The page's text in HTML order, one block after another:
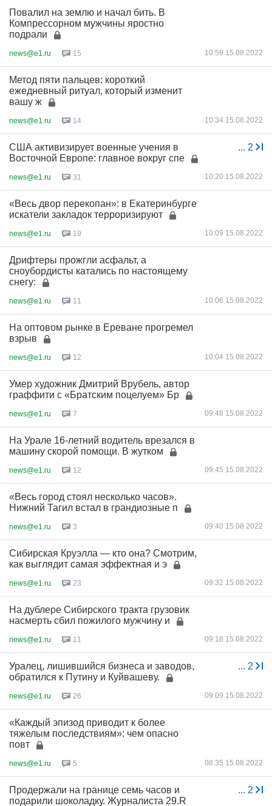
Повалил на землю и начал бить. В
Компрессорном мужчины яростно
подрали
news@e1.ru 15 10:59 15.08.2022
Метод пяти пальцев: короткий
ежедневный ритуал, который изменит
вашу ж
news@e1.ru 14 10:34 15.08.2022
... 2
США активизирует военные учения в
Восточной Европе: главное вокруг спе
news@e1.ru 31 10:20 15.08.2022
«Весь двор перекопан»: в Екатеринбурге
искатели закладок терроризируют
news@e1.ru 19 10:09 15.08.2022
Дрифтеры прожгли асфальт, а
сноубордисты катались по настоящему
снегу:
news@e1.ru 11 10:06 15.08.2022
На оптовом рынке в Ереване прогремел
взрыв
news@e1.ru 12 10:04 15.08.2022
Умер художник Дмитрий Врубель, автор
граффити с «Братским поцелуем» Бр
news@e1.ru 7 09:48 15.08.2022
На Урале 16-летний водитель врезался в
машину скорой помощи. В жутком
news@e1.ru 12 09:45 15.08.2022
«Весь город стоял несколько часов».
Нижний Тагил встал в грандиозные п
news@e1.ru 3 09:40 15.08.2022
Сибирская Круэлла — кто она? Смотрим,
как выглядит самая эффектная и э
news@e1.ru 23 09:32 15.08.2022
На дублере Сибирского тракта грузовик
насмерть сбил пожилого мужчину и
news@e1.ru 11 09:18 15.08.2022
... 2
Уралец, лишившийся бизнеса и заводов,
обратился к Путину и Куйвашеву.
news@e1.ru 26 09:09 15.08.2022
«Каждый эпизод приводит к более
тяжелым последствиям»: чем опасно
повт
news@e1.ru 5 08:35 15.08.2022
... 2
Продержали на границе семь часов и
подарили шоколадку. Журналиста 29.R